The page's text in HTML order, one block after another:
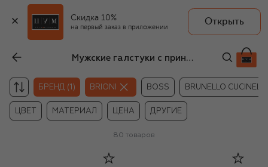
Скидка 10%
на первый заказ в приложении
Открыть
Мужские галстуки с принтом Brioni
БРЕНД (1) BRIONI BOSS BRUNELLO CUCINELLI
ЦВЕТ МАТЕРИАЛ ЦЕНА ДРУГИЕ
80 товаров